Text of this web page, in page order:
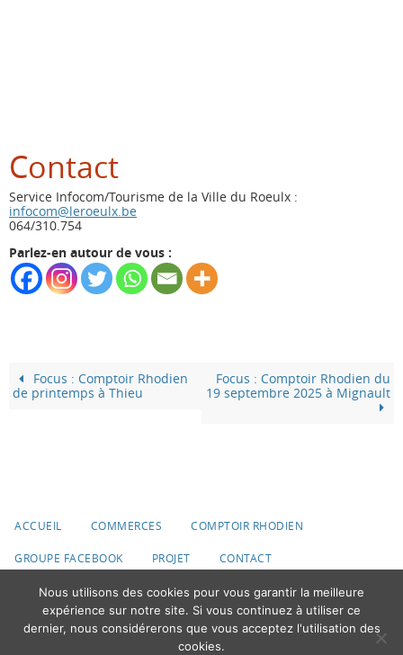
Contact
Service Infocom/Tourisme de la Ville du Roeulx :
infocom@leroeulx.be
064/310.754
Parlez-en autour de vous :
Focus : Comptoir Rhodien
de printemps à Thieu
Focus : Comptoir Rhodien du
19 septembre 2025 à Mignault
ACCUEIL COMMERCES COMPTOIR RHODIEN
GROUPE FACEBOOK PROJET CONTACT
© 2020 Ville du Roeulx
Fonctionne avecNirvana&WordPress.
Nous utilisons des cookies pour vous garantir la meilleure
expérience sur notre site. Si vous continuez à utiliser ce
dernier, nous considérerons que vous acceptez l'utilisation des
cookies.